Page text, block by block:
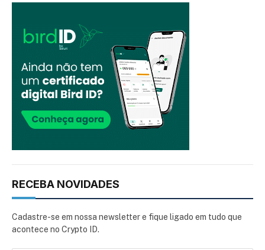
RECEBA NOVIDADES
Cadastre-se em nossa newsletter e fique ligado em tudo que
acontece no Crypto ID.